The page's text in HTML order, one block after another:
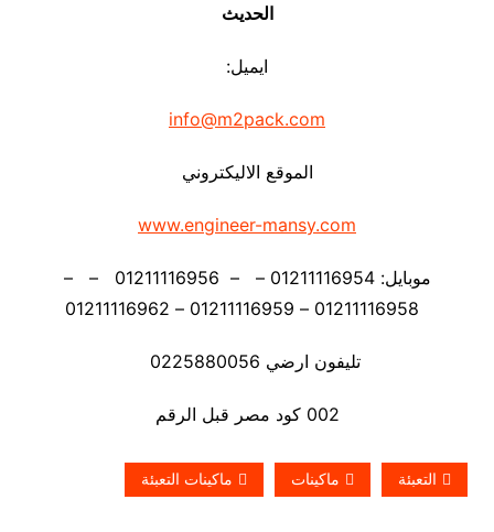
الحديث
ايميل:
info@m2pack.com
الموقع الاليكتروني
www.engineer-mansy.com
موبايل: 01211116954 – – 01211116956 – –
تليفون ارضي 0225880056
002 كود مصر قبل الرقم
التعبئة ماكينات ماكينات التعبئة